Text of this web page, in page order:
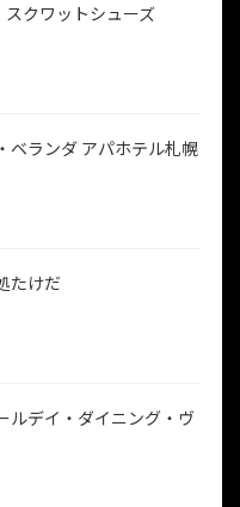
スクワットシューズ
ベランダ アパホテル札幌
たけだ
ルデイ・ダイニング・ヴ